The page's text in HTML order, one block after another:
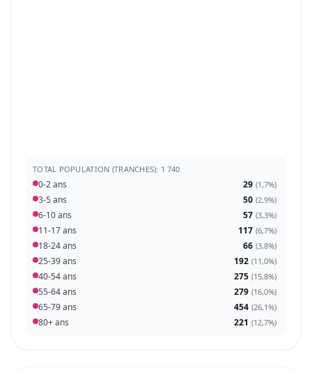
TOTAL POPULATION (TRANCHES): 1 740
0-2 ans 29 (1,7%)
3-5 ans 50 (2,9%)
6-10 ans 57 (3,3%)
11-17 ans 117 (6,7%)
18-24 ans 66 (3,8%)
25-39 ans 192 (11,0%)
40-54 ans 275 (15,8%)
55-64 ans 279 (16,0%)
65-79 ans 454 (26,1%)
80+ ans 221 (12,7%)